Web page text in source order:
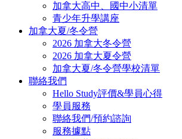
加拿大高中、國中小清單
青少年升學講座
加拿大夏/冬令營
2026 加拿大冬令營
2026 加拿大夏令營
加拿大夏/冬令營學校清單
聯絡我們
Hello Study評價&學員心得
學員服務
聯絡我們/預約諮詢
服務據點